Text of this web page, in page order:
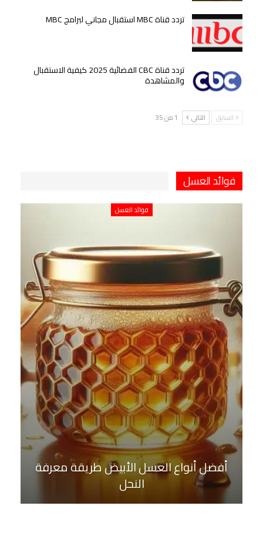
تردد قناة MBC استقبال مجاني لبرامج MBC
تردد قناة CBC الفضائية 2025 كيفية الاستقبال
والمشاهدة
السابق التالي 1 من 35
فوائد العسل
فوائد العسل
أفضل أنواع العسل الأبيض طريقة معرفة
النحل